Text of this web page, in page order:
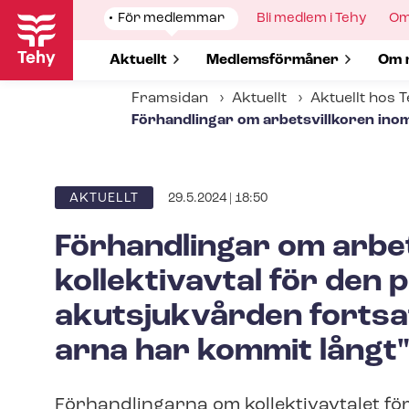
Hoppa
huvudinnehåll
Show
submenu
for
För medlemmar
Show submenu for
Aktuellt Show submenu for
Med­lems­för­må­ner Om
Show
for
Bli medlem i Tehy
Framsidan Aktuellt
Aktuellt hos
Förhandlingar om arbetsvillkoren
ARTICLE
AKTUELLT 29.5.2024 | 18:50
Förhandlingar om
kollektivavtal för den
akutsjukvården
ar­na har kommit långt"
Förhandlingarna om kollektivavtalet